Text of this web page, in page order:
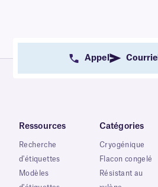
Appel Courriel
Ressources
Recherche
d'étiquettes
Modèles
Catégories
Cryogénique
Flacon congelé
Résistant au